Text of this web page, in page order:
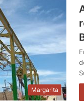
Margarita